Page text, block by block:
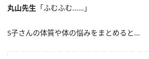
丸山先生 「ふむふむ……」
S子さんの体質や体の悩みをまとめると…